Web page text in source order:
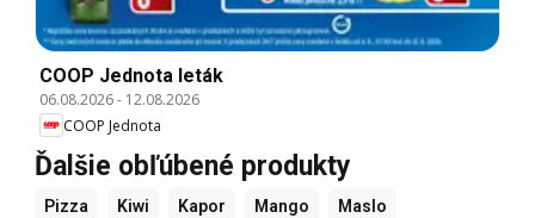
COOP Jednota leták
06.08.2026- 12.08.2026
COOP Jednota
Ďalšie obľúbené produkty
Pizza Kiwi Kapor Mango Maslo